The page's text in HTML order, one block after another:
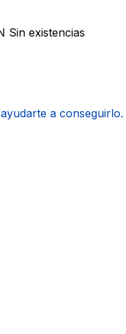
Sin existencias
a